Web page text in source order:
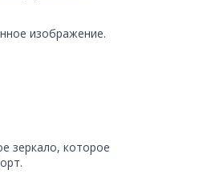
изображение.
зеркало, которое